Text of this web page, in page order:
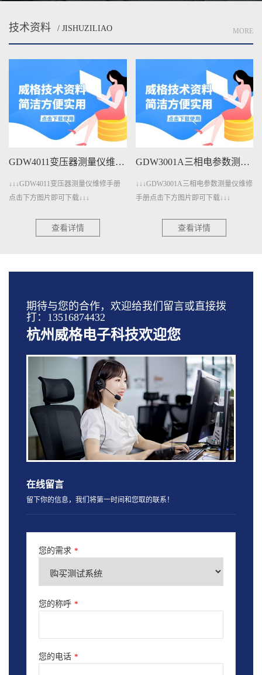
技术资料 / JISHUZILIAO MORE
GDW4011变压器测量仪维修手册下载
↓↓↓GDW4011变压器测量仪维修手册
点击下方图片即可下载↓↓↓
查看详情
GDW3001A三相电参数测量仪维修手册下载
↓↓↓GDW3001A三相电参数测量仪维修
手册点击下方图片即可下载↓↓↓
查看详情
期待与您的合作，欢迎给我们留言或直接拨
打：13516874432
杭州威格电子科技欢迎您
在线留言
留下你的信息，我们将第一时间和您取的联系！
您的需求 *
您的称呼 *
您的电话 *